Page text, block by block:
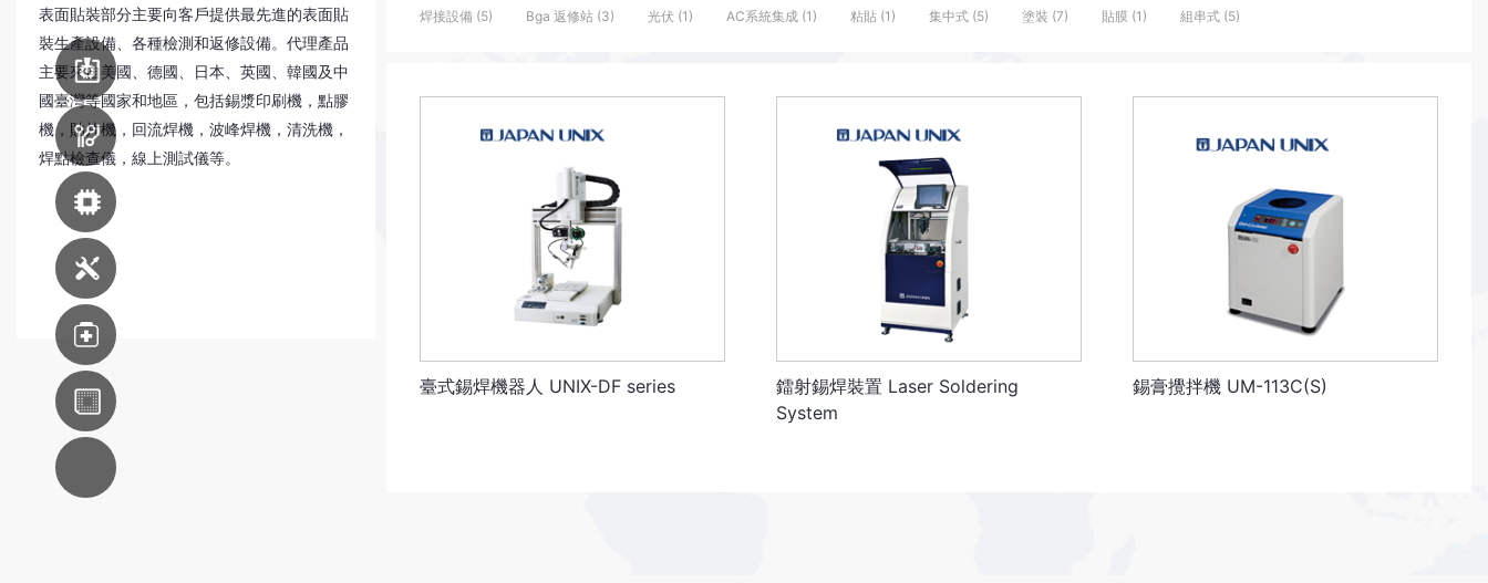
表面貼裝部分主要向客戶提供最先進的表面貼
裝生產設備、各種檢測和返修設備。代理產品
主要來自美國、德國、日本、英國、韓國及中
國臺灣等國家和地區，包括錫漿印刷機，點膠
機，貼片機，回流焊機，波峰焊機，清洗機，
焊點檢查儀，線上測試儀等。
焊接設備 (5)
Bga 返修站 (3) 光伏 (1) AC系統集成 (1) 粘貼 (1) 集中式 (5) 塗裝 (7) 貼膜 (1) 組串式 (5)
臺式錫焊機器人 UNIX-DF series
鐳射錫焊裝置 Laser Soldering
System
錫膏攪拌機 UM-113C(S)
電路板組裝設備
印刷線路板生產設備